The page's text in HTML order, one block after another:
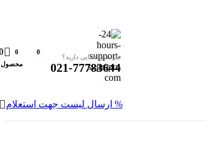
نیاز به راهنمایی دارید؟
021-77783644
0
0
محصول
% ارسال لیست جهت استعلام